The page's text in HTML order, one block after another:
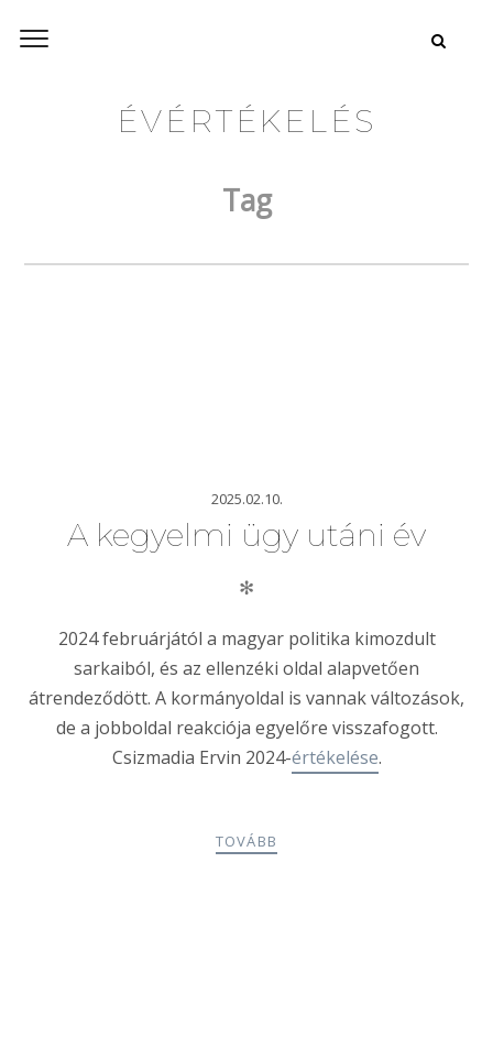
ÉVÉRTÉKELÉS
Tag
2025.02.10.
A kegyelmi ügy utáni év
✻
2024 februárjától a magyar politika kimozdult
sarkaiból, és az ellenzéki oldal alapvetően
átrendeződött. A kormányoldal is vannak változások,
de a jobboldal reakciója egyelőre visszafogott.
Csizmadia Ervin 2024-értékelése.
TOVÁBB